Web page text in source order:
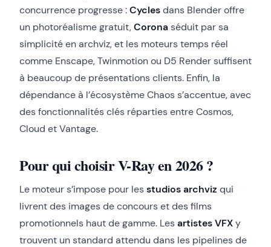
concurrence progresse :Cyclesdans Blender offre
un photoréalisme gratuit,Coronaséduit par sa
simplicité en archviz, et les moteurs temps réel
comme Enscape, Twinmotion ou D5 Render suffisent
à beaucoup de présentations clients. Enfin, la
dépendance à l’écosystème Chaos s’accentue, avec
des fonctionnalités clés réparties entre Cosmos,
Cloud et Vantage.
Pour qui choisir V-Ray en 2026 ?
Le moteur s’impose pour lesstudios archviz qui
livrent des images de concours et des films
promotionnels haut de gamme. Lesartistes VFXy
trouvent un standard attendu dans les pipelines de